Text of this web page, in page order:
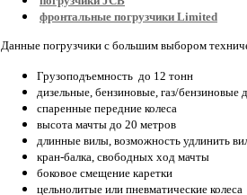
фронтальные погрузчики Limited
Данные погрузчики с большим выбором
Грузоподъемность до 12 тонн
дизельные, бензиновые, газ/бензиновые
спаренные передние колеса
высота мачты до 20 метров
длинные вилы, возможность удлинить
кран-балка, свободных ход мачты
боковое смещение каретки
цельнолитые или пневматические колеса